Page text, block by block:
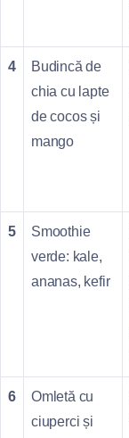
4
Budincă de
chia cu lapte
de cocos și
mango
5
Smoothie
verde: kale,
ananas, kefir
6
Omletă cu
ciuperci și